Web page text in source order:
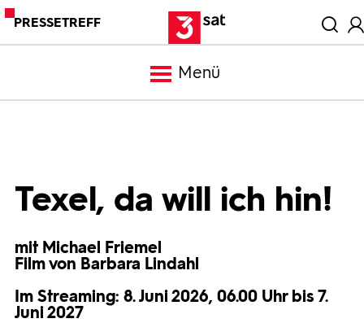
PRESSETREFF
Menü
Trailer
Texel, da will ich hin!
mit Michael Friemel
Film von Barbara Lindahl
Im Streaming: 8. Juni 2026, 06.00 Uhr bis 7.
Juni 2027